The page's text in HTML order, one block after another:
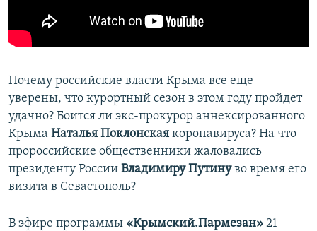
ПОБЕДИТЕЛЕЙ НЕ СУДЯТ?
КРЫМ.НЕПОКОРЕННЫЙ
УКРАИНСКАЯ ПРОБЛЕМА КРЫМА
ПРИСОЕДИНЯЙТЕСЬ!
Все сайты RFE/RL
Почему российские власти Крыма все еще
уверены, что курортный сезон в этом году пройдет
удачно? Боится ли экс-прокурор аннексированного
Крыма Наталья Поклонская коронавируса? На что
пророссийские общественники жаловались
президенту России Владимиру Путинуво время его
визита в Севастополь?
В эфире программы «Крымский.Пармезан» 21